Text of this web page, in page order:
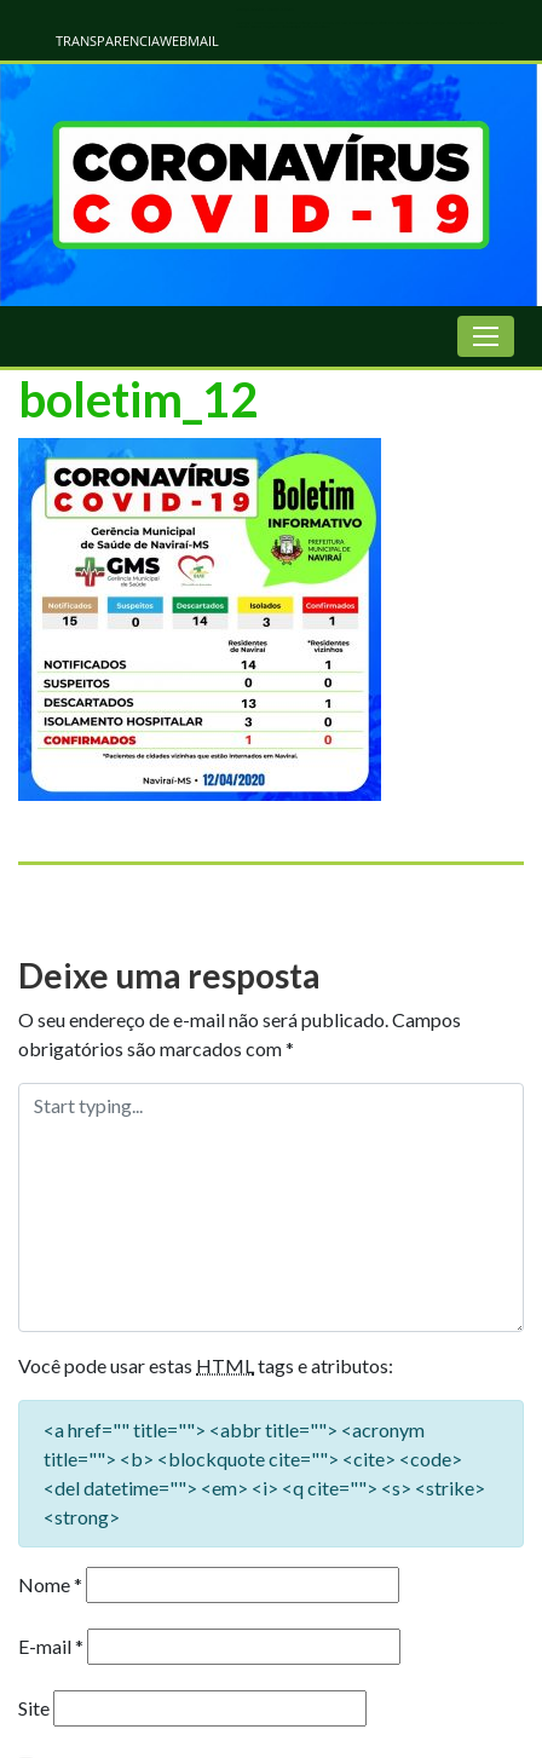
TRANSPARENCIAWEBMAIL
boletim_12
Deixe uma resposta
O seu endereço de e-mail não será publicado.Campos
obrigatórios são marcados com*
Você pode usar estas HTMLtags e atributos:
<a href="" title=""> <abbr title=""> <acronym
title=""> <b> <blockquote cite=""> <cite> <code>
<del datetime=""> <em> <i> <q cite=""> <s> <strike>
<strong>
Nome*
E-mail*
Site